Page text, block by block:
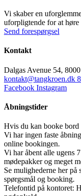
Vi skaber en
uforpligtende for at høre
Send forespørgsel
Kontakt
Dalgas Avenue 54,
kontakt@tangkroen.dk
Facebook Instagram
Åbningstider
Hvis du kan booke bord
Vi har ingen faste
online bookingen.
Vi har åbent alle ugens
mødepakker og meget
Se mulighederne her
spørgsmål og booking.
Telefontid på kontoret: